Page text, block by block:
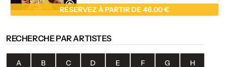
RÉSERVEZ À PARTIR DE 46.00 €
RECHERCHE PAR ARTISTES
A B C D E F G H